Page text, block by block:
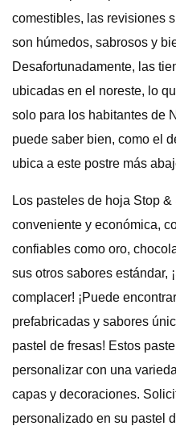
comestibles, las revisiones
son húmedos, sabrosos y
Desafortunadamente, las
ubicadas en el noreste, lo
solo para los habitantes de
puede saber bien, como el
ubica a este postre más
Los pasteles de hoja Stop
conveniente y económica,
confiables como oro,
sus otros sabores estándar,
complacer! ¡Puede
prefabricadas y sabores
pastel de fresas! Estos
personalizar con una
capas y decoraciones.
personalizado en su pastel